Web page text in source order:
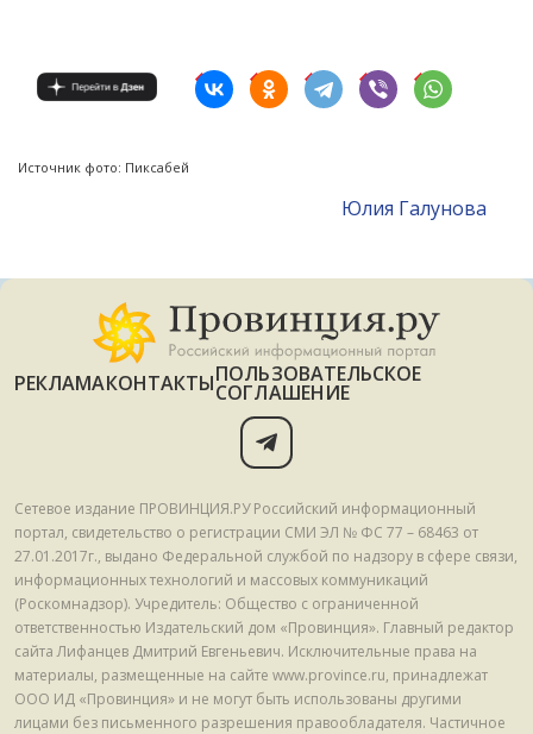
Источник фото: Пиксабей
Юлия Галунова
РЕКЛАМАКОНТАКТЫПОЛЬЗОВАТЕЛЬСКОЕ
СОГЛАШЕНИЕ
Сетевое издание ПРОВИНЦИЯ.РУ Российский информационный
портал, свидетельство о регистрации СМИ ЭЛ № ФС 77 – 68463 от
27.01.2017г., выдано Федеральной службой по надзору в сфере связи,
информационных технологий и массовых коммуникаций
(Роскомнадзор). Учредитель: Общество с ограниченной
ответственностью Издательский дом «Провинция». Главный редактор
сайта Лифанцев Дмитрий Евгеньевич. Исключительные права на
материалы, размещенные на сайте www.province.ru, принадлежат
ООО ИД «Провинция» и не могут быть использованы другими
лицами без письменного разрешения правообладателя. Частичное